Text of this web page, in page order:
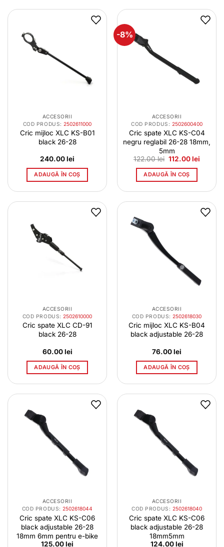
ACCESORII
COD PRODUS:2502611000
Cric mijloc XLC KS-B01
black 26-28
240.00lei
ADAUGĂ ÎN COȘ
-8%
ACCESORII
COD PRODUS: 2502600400
Cric spate XLC KS-C04
negru reglabil 26-28 18mm,
5mm
122.00lei Prețul
a
fost:
122.00 lei.
112.00lei
ADAUGĂ ÎN COȘ
ACCESORII
COD PRODUS:2502610000
Cric spate XLC CD-91
black 26-28
60.00lei
ADAUGĂ ÎN COȘ
ACCESORII
COD PRODUS:2502618030
Cric mijloc XLC KS-B04
black adjustable 26-28
76.00lei
ADAUGĂ ÎN COȘ
ACCESORII
COD PRODUS:2502618044
Cric spate XLC KS-C06
black adjustable 26-28
18mm 6mm pentru e-bike
125.00lei
ACCESORII
COD PRODUS: 2502618040
Cric spate XLC KS-C06
black adjustable 26-28
18mm5mm
124.00lei